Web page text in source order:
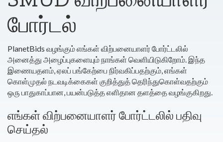
போர்டல்
PlanetBids வழங்கும் எங்கள் விற்பனையாளர் போர்ட்டலில்
அனைத்து அழைப்புகளையும் நாங்கள் வெளியிடுகிறோம். இந்த
இணையதளம், ஏலப் பங்கேற்பை நிர்வகிப்பதற்கும், எங்கள்
கொள்முதல் நடவடிக்கைகள் குறித்துத் தெரிந்துகொள்வதற்கும்
ஒரு பாதுகாப்பான, பயன்படுத்த எளிதான தளத்தை வழங்குகிறது.
எங்கள் விற்பனையாளர் போர்ட்டலில் பதிவு
செய்தல்